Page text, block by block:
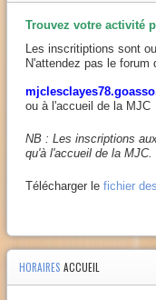
Trouvez votre activité
Les inscritiptions sont
N'attendez pas le forum
ou à l'accueil de la MJC
NB : Les inscriptions
qu'à l'accueil de la MJC.
Télécharger le fichier
HORAIRES ACCUEIL